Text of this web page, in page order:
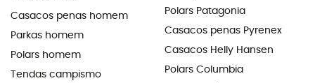
Casacos penas homem
Parkas homem
Polars homem
Tendas campismo
Polars Patagonia
Casacos penas Pyrenex
Casacos Helly Hansen
Polars Columbia